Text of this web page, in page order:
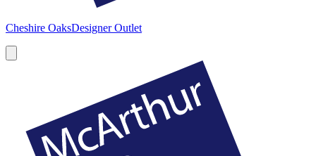
Cheshire OaksDesigner Outlet